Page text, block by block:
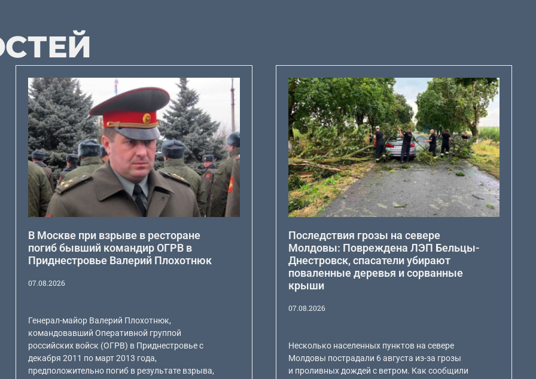
В Москве при взрыве в ресторане
погиб бывший командир ОГРВ в
Приднестровье Валерий Плохотнюк
07.08.2026
Генерал-майор Валерий Плохотнюк,
командовавший Оперативной группой
российских войск (ОГРВ) в Приднестровье с
декабря 2011 по март 2013 года,
предположительно погиб в результате взрыва,
Последствия грозы на севере
Молдовы: Повреждена ЛЭП Бельцы-
Днестровск, спасатели убирают
поваленные деревья и сорванные
крыши
07.08.2026
Несколько населенных пунктов на севере
Молдовы пострадали 6 августа из-за грозы
и проливных дождей с ветром. Как сообщили